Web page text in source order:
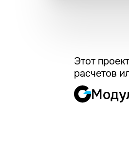
Этот
расчетов